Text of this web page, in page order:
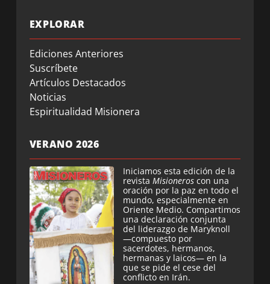
EXPLORAR
Ediciones Anteriores
Suscríbete
Artículos Destacados
Noticias
Espiritualidad Misionera
VERANO 2026
Iniciamos esta edición de la
revista Misioneros con una
oración por la paz en todo el
mundo, especialmente en
Oriente Medio. Compartimos
una declaración conjunta
del liderazgo de Maryknoll
—compuesto por
sacerdotes, hermanos,
hermanas y laicos— en la
que se pide el cese del
conflicto en Irán.